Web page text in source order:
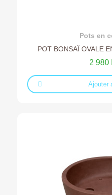
Ajouter
Pots en
POT BONSAÏ OVALE
2 980
Ajouter